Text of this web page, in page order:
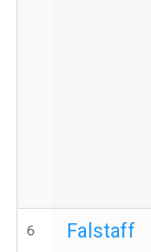
6 Falstaff